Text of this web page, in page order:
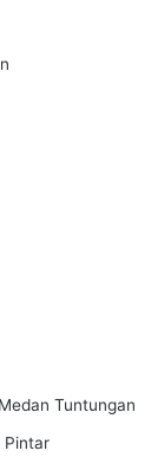
Tuntungan
Pintar